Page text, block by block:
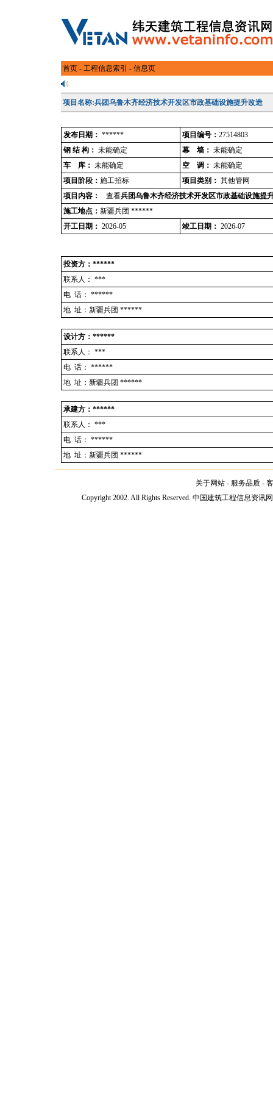
首页 - 工程信息索引 - 信息页
项目名称:兵团乌鲁木齐经济技术开发区市政基础设施提升改造
发布日期： ****** 项目编号： 27514803
钢 结 构： 未能确定 幕 墙： 未能确定
车 库： 未能确定 空 调： 未能确定
项目阶段： 施工招标 项目类别： 其他管网
项目内容：
查看兵团乌鲁木齐经济技术开发区市政基础设施提
施工地点： 新疆兵团 ******
开工日期： 2026-05 竣工日期： 2026-07
投资方：******
联系人： ***
电 话： ******
地 址：新疆兵团 ******
设计方：******
联系人： ***
电 话： ******
地 址：新疆兵团 ******
承建方：******
联系人： ***
电 话： ******
地 址：新疆兵团 ******
关于网站 - 服务品质 -
Copyright 2002. All Rights Reserved. 中国建筑工程信息资讯